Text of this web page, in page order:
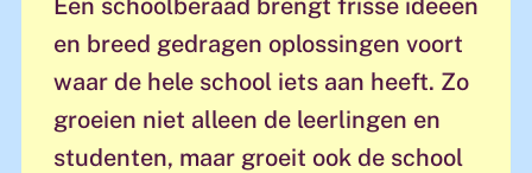
en breed gedragen oplossingen voort
waar de hele school iets aan heeft. Zo
groeien niet alleen de leerlingen en
studenten, maar groeit ook de school